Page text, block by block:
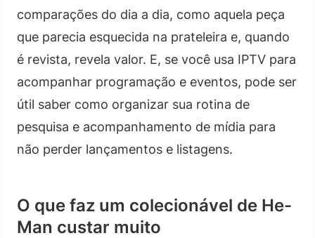
comparações do dia a dia, como aquela peça
que parecia esquecida na prateleira e, quando
é revista, revela valor. E, se você usa IPTV para
acompanhar programação e eventos, pode ser
útil saber como organizar sua rotina de
pesquisa e acompanhamento de mídia para
não perder lançamentos e listagens.
O que faz um colecionável de He-
Man custar muito